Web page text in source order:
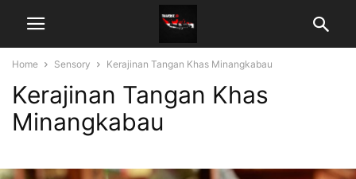
Home Sensory Kerajinan Tangan Khas Minangkabau
Kerajinan Tangan Khas
Minangkabau